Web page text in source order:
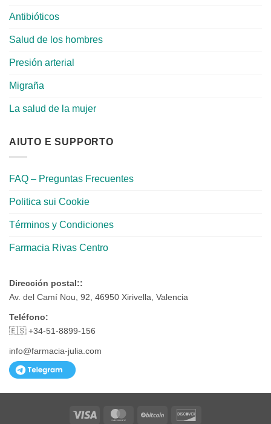
Antibióticos
Salud de los hombres
Presión arterial
Migraña
La salud de la mujer
AIUTO E SUPPORTO
FAQ – Preguntas Frecuentes
Politica sui Cookie
Términos y Condiciones
Farmacia Rivas Centro
Dirección postal::
Av. del Camí Nou, 92, 46950 Xirivella, Valencia
Teléfono:
🇪🇸 +34-51-8899-156
info@farmacia-julia.com
Visa MasterCardBitCoin